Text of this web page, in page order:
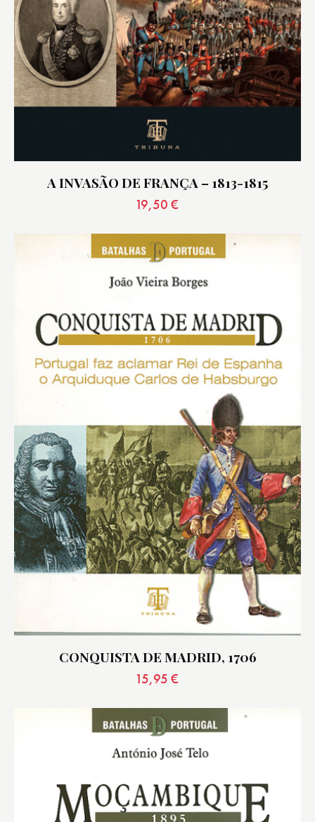
A INVASÃO DE FRANÇA – 1813-1815
19,50 €
CONQUISTA DE MADRID, 1706
15,95 €